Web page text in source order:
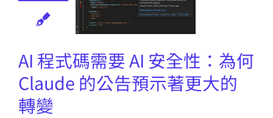
聯繫我們
高田科技©
AI 程式碼需要 AI 安全性：為何
Claude 的公告預示著更大的
轉變